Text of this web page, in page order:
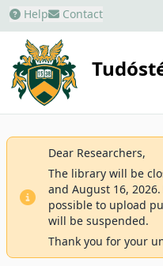
Help Contact
Dear Researchers,
The library will be
and August 16,
possible to upload
will be suspended.
Thank you for your